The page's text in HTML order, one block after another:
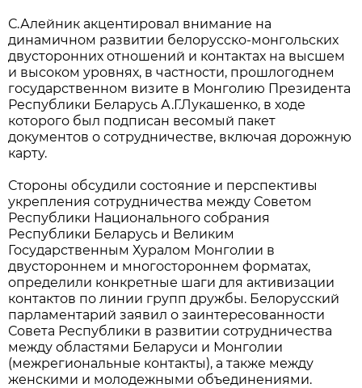
С.Алейник акцентировал внимание на
динамичном развитии белорусско-монгольских
двусторонних отношений и контактах на высшем
и высоком уровнях, в частности, прошлогоднем
государственном визите в Монголию Президента
Республики Беларусь А.Г.Лукашенко, в ходе
которого был подписан весомый пакет
документов о сотрудничестве, включая дорожную
карту.
Стороны обсудили состояние и перспективы
укрепления сотрудничества между Советом
Республики Национального собрания
Республики Беларусь и Великим
Государственным Хуралом Монголии в
двустороннем и многостороннем форматах,
определили конкретные шаги для активизации
контактов по линии групп дружбы. Белорусский
парламентарий заявил о заинтересованности
Совета Республики в развитии сотрудничества
между областями Беларуси и Монголии
(межрегиональные контакты), а также между
женскими и молодежными объединениями.